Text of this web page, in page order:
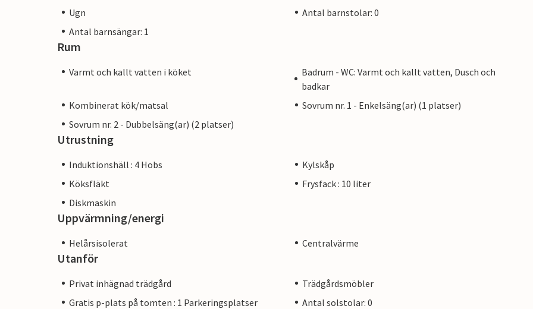
Ugn
Antal barnstolar: 0
Antal barnsängar: 1
Rum
Varmt och kallt vatten i köket
Badrum - WC: Varmt och kallt vatten, Dusch och
badkar
Kombinerat kök/matsal
Sovrum nr. 1 - Enkelsäng(ar) (1 platser)
Sovrum nr. 2 - Dubbelsäng(ar) (2 platser)
Utrustning
Induktionshäll : 4 Hobs
Kylskåp
Köksfläkt
Frysfack : 10 liter
Diskmaskin
Uppvärmning/energi
Helårsisolerat Centralvärme
Utanför
Privat inhägnad trädgård
Trädgårdsmöbler
Gratis p-plats på tomten : 1 Parkeringsplatser
Antal solstolar: 0